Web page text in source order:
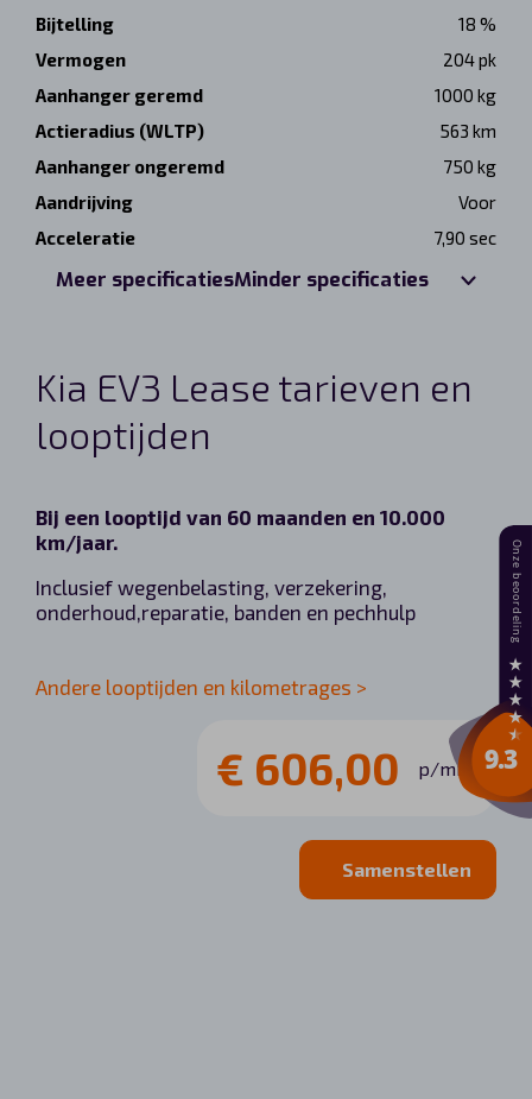
Bijtelling
18 %
Vermogen
204 pk
Aanhanger geremd
1000 kg
Actieradius (WLTP)
563 km
Aanhanger ongeremd
750 kg
Aandrijving
Voor
Acceleratie
7,90 sec
Meer specificatiesMinder specificaties
Kia EV3 Lease tarieven en
looptijden
Bij een looptijd van 60 maanden en 10.000
km/jaar.
Inclusief wegenbelasting, verzekering,
onderhoud,reparatie, banden en pechhulp
Andere looptijden en kilometrages >
€ 606,00 p/mnd
Samenstellen